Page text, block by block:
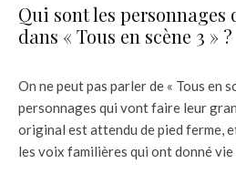
Qui sont les
dans « Tous en scène 3 » ?
On ne peut pas parler de « Tous en
personnages qui vont faire leur
original est attendu de pied ferme,
les voix familières qui ont donné